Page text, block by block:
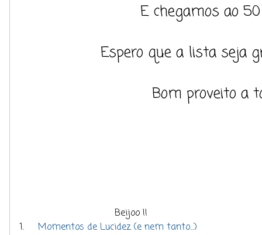
E chegamos ao
Espero que a lista seja
Bom proveito a
Beijoo !!
1.
Momentos de Lucidez (e nem tanto...)